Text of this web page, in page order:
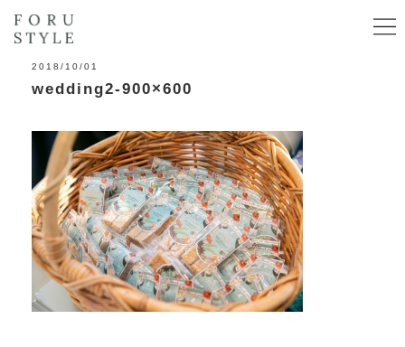
2018/10/01
wedding2-900×600